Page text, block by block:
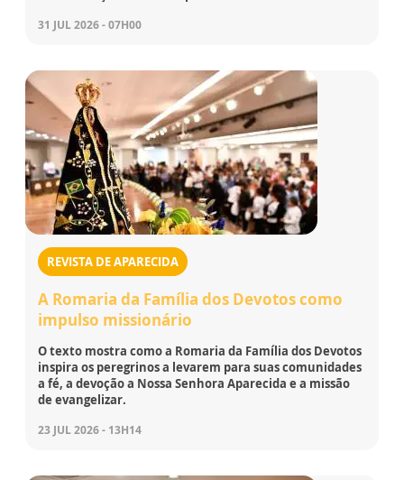
31 JUL 2026 - 07H00
REVISTA DE APARECIDA
A Romaria da Família dos Devotos como
impulso missionário
O texto mostra como a Romaria da Família dos Devotos
inspira os peregrinos a levarem para suas comunidades
a fé, a devoção a Nossa Senhora Aparecida e a missão
de evangelizar.
23 JUL 2026 - 13H14